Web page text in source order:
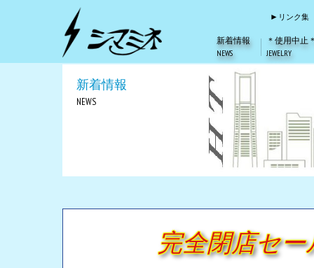
リンク集
新着情報
NEWS
＊使用中止
JEWELRY
新着情報
NEWS
完全閉店セ